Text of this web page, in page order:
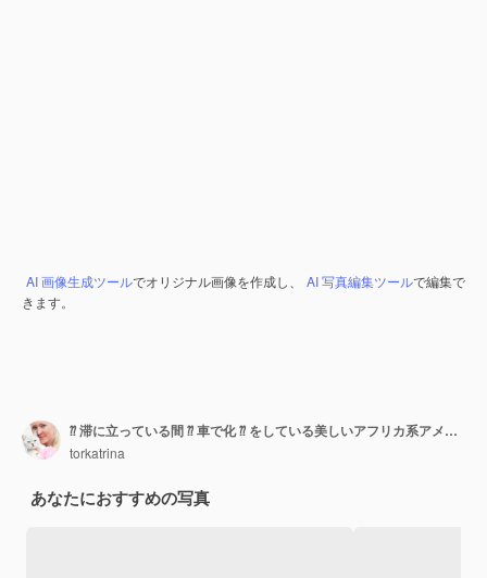
AI 画像生成ツールでオリジナル画像を作成し、 AI 写真編集ツールで編集で
きます。
⁇ 滞に立っている間 ⁇ 車で化 ⁇ をしている美しいアフリカ系アメリカ人女性
torkatrina
あなたにおすすめの写真